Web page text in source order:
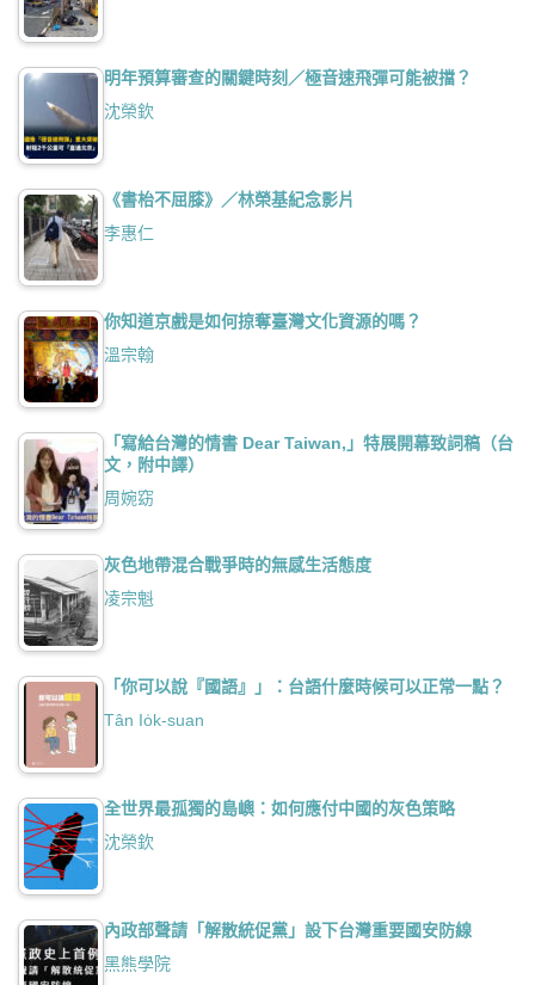
明年預算審查的關鍵時刻／極音速飛彈可能被擋？
沈榮欽
《書枱不屈膝》／林榮基紀念影片
李惠仁
你知道京戲是如何掠奪臺灣文化資源的嗎？
溫宗翰
「寫給台灣的情書 Dear Taiwan,」特展開幕致詞稿（台
文，附中譯）
周婉窈
灰色地帶混合戰爭時的無感生活態度
凌宗魁
「你可以說『國語』」：台語什麼時候可以正常一點？
Tân Io̍k-suan
全世界最孤獨的島嶼：如何應付中國的灰色策略
沈榮欽
內政部聲請「解散統促黨」設下台灣重要國安防線
黑熊學院